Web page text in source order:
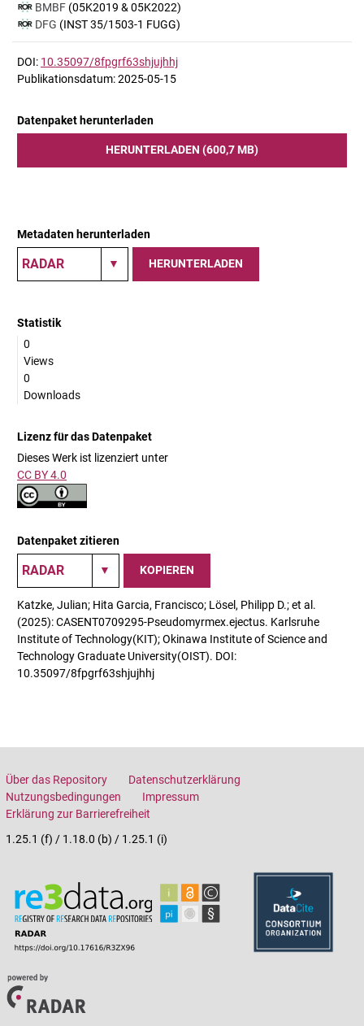
BMBF (05K2019 & 05K2022)
DFG (INST 35/1503-1 FUGG)
DOI: 10.35097/8fpgrf63shjujhhj
Publikationsdatum: 2025-05-15
Datenpaket herunterladen
HERUNTERLADEN (600,7 MB)
Metadaten herunterladen
HERUNTERLADEN
Statistik
0
Views
0
Downloads
Lizenz für das Datenpaket
Dieses Werk ist lizenziert unter
CC BY 4.0
Datenpaket zitieren
KOPIEREN
Katzke, Julian; Hita Garcia, Francisco; Lösel, Philipp D.; et al.
(2025): CASENT0709295-Pseudomyrmex.ejectus. Karlsruhe
Institute of Technology(KIT); Okinawa Institute of Science and
Technology Graduate University(OIST). DOI:
10.35097/8fpgrf63shjujhhj
Über das Repository
Datenschutzerklärung
Nutzungsbedingungen
Impressum
Erklärung zur Barrierefreiheit
1.25.1 (f) / 1.18.0 (b) / 1.25.1 (i)